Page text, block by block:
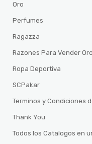
Oro
Perfumes
Ragazza
Razones Para Vender Oro
Ropa Deportiva
SCPakar
Terminos y Condiciones
Thank You
Todos los Catalogos en